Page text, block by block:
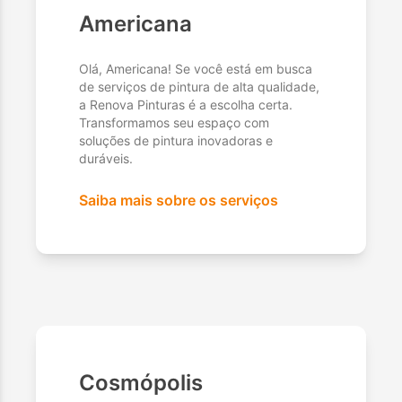
Americana
Olá, Americana! Se você está em busca
de serviços de pintura de alta qualidade,
a Renova Pinturas é a escolha certa.
Transformamos seu espaço com
soluções de pintura inovadoras e
duráveis.
Saiba mais sobre os serviços
Cosmópolis